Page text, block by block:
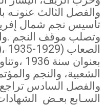
والفصل الثالث عنونـه
تأسيس نجم شمال
وتصلب موقف النجم .
بعنوان
الشعبية، والنجم
والفصل السادس
السـابع بعـض